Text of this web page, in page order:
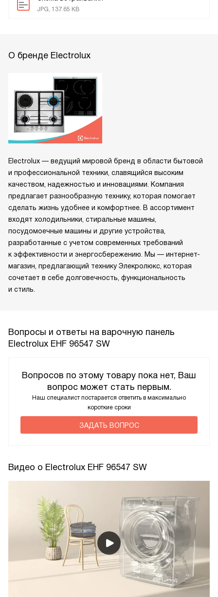
JPG, 137.65 KB
О бренде Electrolux
Electrolux — ведущий мировой бренд в области бытовой
и профессиональной техники, славящийся высоким
качеством, надежностью и инновациями. Компания
предлагает разнообразную технику, которая помогает
сделать жизнь удобнее и комфортнее. В ассортимент
входят холодильники, стиральные машины,
посудомоечные машины и другие устройства,
разработанные с учетом современных требований
к эффективности и энергосбережению. Мы — интернет-
магазин, предлагающий технику Элекролюкс, которая
сочетает в себе долговечность, функциональность
и стиль.
Вопросы и ответы на варочную панель
Electrolux EHF 96547 SW
Вопросов по этому товару пока нет, Ваш
вопрос может стать первым.
Наш специалист постарается ответить в максимально
короткие сроки
ЗАДАТЬ ВОПРОС
Видео о Electrolux EHF 96547 SW